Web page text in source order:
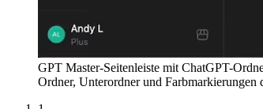
GPT Master-Seitenleiste mit ChatGPT-
Ordner, Unterordner und Farbmarkierungen